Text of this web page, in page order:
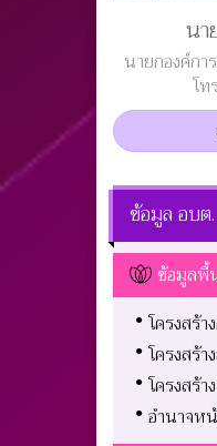
นา
นายกองค์ก
โ
ข้อมูล อบต.
ข้อมูลพื้
โครงสร้
โครงสร้
โครงสร้า
อำนาจห